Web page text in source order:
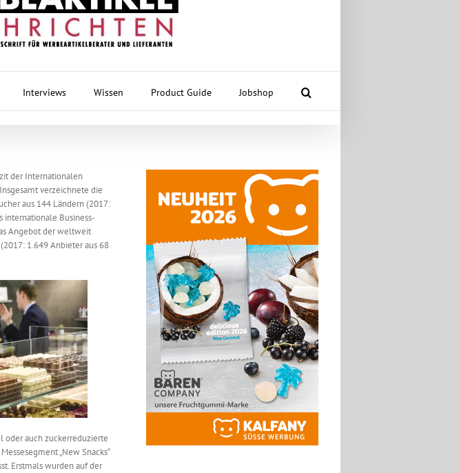
Interviews Wissen Product Guide Jobshop
der Internationalen
verzeichnete die
aus 144 Ländern (2017:
internationale Business-
Angebot der weltweit
1.649 Anbieter aus 68
oder auch zuckerreduzierte
„New Snacks“
Erstmals wurden auf der